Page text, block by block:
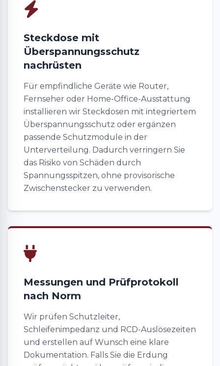
Steckdose mit
Überspannungsschutz
nachrüsten
Für empfindliche Geräte wie Router,
Fernseher oder Home-Office-Ausstattung
installieren wir Steckdosen mit integriertem
Überspannungsschutz oder ergänzen
passende Schutzmodule in der
Unterverteilung. Dadurch verringern Sie
das Risiko von Schäden durch
Spannungsspitzen, ohne provisorische
Zwischenstecker zu verwenden.
Messungen und Prüfprotokoll
nach Norm
Wir prüfen Schutzleiter,
Schleifenimpedanz und RCD-Auslösezeiten
und erstellen auf Wunsch eine klare
Dokumentation. Falls Sie die Erdung